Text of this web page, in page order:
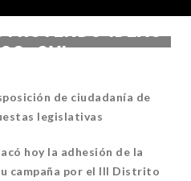
IDEAS
SVL
de ciudadanía de
legislativas
hoy la adhesión de la
campaña por el III Distrito